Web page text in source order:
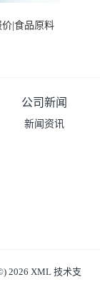
|食品原料
公司新闻
新闻资讯
2026 XML 技术支